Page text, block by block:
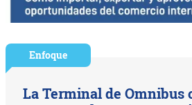
Enfoque
La Terminal de Omnibus